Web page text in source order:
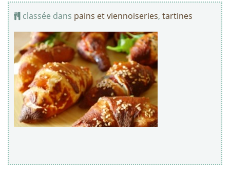
classée dans pains et viennoiseries, tartines